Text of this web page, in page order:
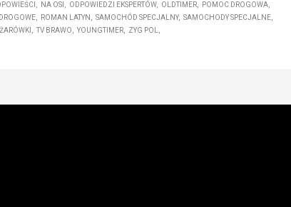
NA OSI ODPOWIEDZI EKSPERTÓW OLDTIMER
POMOC DROGOWA
ROMAN LATYN SAMOCHÓD SPECJALNY
SAMOCHODY SPECJALNE
TV BRAWO YOUNGTIMER ZYG POL